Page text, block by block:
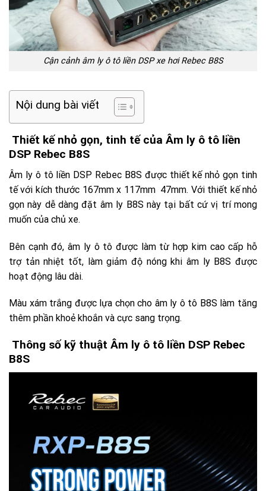
Cận cảnh âm ly ô tô liền DSP xe hơi Rebec B8S
Nội dung bài viết
Thiết kế nhỏ gọn, tinh tế của Âm ly ô tô liền
DSP Rebec B8S
Âm ly ô tô liền DSP Rebec B8S được thiết kế nhỏ gọn tinh
tế với kích thước 167mm x 117mm 47mm. Với thiết kế nhỏ
gọn này dễ dàng đặt âm ly B8S này tại bất cứ vị trí mong
muốn của chủ xe.
Bên cạnh đó, âm ly ô tô được làm từ hợp kim cao cấp hỗ
trợ tản nhiệt tốt, làm giảm độ nóng khi âm ly B8S được
hoạt động lâu dài.
Màu xám trắng được lựa chọn cho âm ly ô tô B8S làm tăng
thêm phần khoẻ khoắn và cực sang trọng.
Thông số kỹ thuật Âm ly ô tô liền DSP Rebec
B8S